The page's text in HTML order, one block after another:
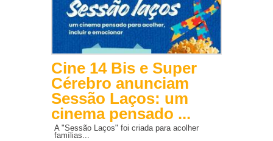
Cine 14 Bis e Super
Cérebro anunciam
Sessão Laços: um
cinema pensado ...
A "Sessão Laços" foi criada para acolher
famílias...